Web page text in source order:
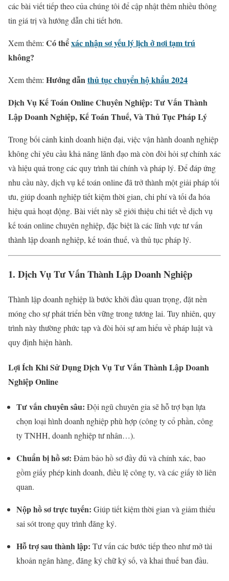
các bài viết tiếp theo của chúng tôi để cập nhật thêm nhiều thông
tin giá trị và hướng dẫn chi tiết hơn.
Xem thêm: Có thểxác nhận sơ yếu lý lịch ở nơi tạm trú
không?
Xem thêm: Hướng dẫnthủ tục chuyển hộ khẩu 2024
Dịch Vụ Kế Toán Online Chuyên Nghiệp: Tư Vấn Thành
Lập Doanh Nghiệp, Kế Toán Thuế, Và Thủ Tục Pháp Lý
Trong bối cảnh kinh doanh hiện đại, việc vận hành doanh nghiệp
không chỉ yêu cầu khả năng lãnh đạo mà còn đòi hỏi sự chính xác
và hiệu quả trong các quy trình tài chính và pháp lý. Để đáp ứng
nhu cầu này, dịch vụ kế toán online đã trở thành một giải pháp tối
ưu, giúp doanh nghiệp tiết kiệm thời gian, chi phí và tối đa hóa
hiệu quả hoạt động. Bài viết này sẽ giới thiệu chi tiết về dịch vụ
kế toán online chuyên nghiệp, đặc biệt là các lĩnh vực tư vấn
thành lập doanh nghiệp, kế toán thuế, và thủ tục pháp lý.
1. Dịch Vụ Tư Vấn Thành Lập Doanh Nghiệp
Thành lập doanh nghiệp là bước khởi đầu quan trọng, đặt nền
móng cho sự phát triển bền vững trong tương lai. Tuy nhiên, quy
trình này thường phức tạp và đòi hỏi sự am hiểu về pháp luật và
quy định hiện hành.
Lợi Ích Khi Sử Dụng Dịch Vụ Tư Vấn Thành Lập Doanh
Nghiệp Online
Tư vấn chuyên sâu: Đội ngũ chuyên gia sẽ hỗ trợ bạn lựa
chọn loại hình doanh nghiệp phù hợp (công ty cổ phần, công
ty TNHH, doanh nghiệp tư nhân…).
Chuẩn bị hồ sơ: Đảm bảo hồ sơ đầy đủ và chính xác, bao
gồm giấy phép kinh doanh, điều lệ công ty, và các giấy tờ liên
quan.
Nộp hồ sơ trực tuyến: Giúp tiết kiệm thời gian và giảm thiểu
sai sót trong quy trình đăng ký.
Hỗ trợ sau thành lập: Tư vấn các bước tiếp theo như mở tài
khoản ngân hàng, đăng ký chữ ký số, và khai thuế ban đầu.